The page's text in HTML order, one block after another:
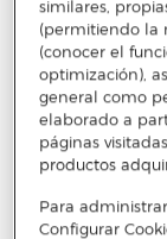
similares,
(permitiendo la
(conocer el
optimización),
general como
elaborado a
páginas
productos
Para
Configurar